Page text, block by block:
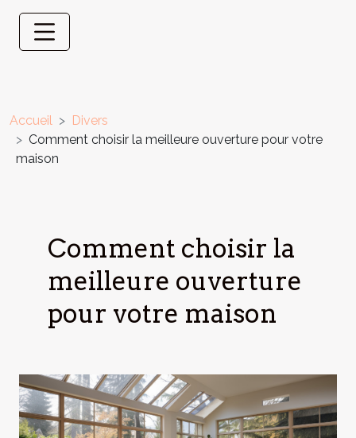
Accueil
Divers
Comment choisir la meilleure ouverture pour votre
maison
Comment choisir la
meilleure ouverture
pour votre maison